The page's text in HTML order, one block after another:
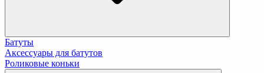
Батуты
Аксессуары для батутов
Роликовые коньки